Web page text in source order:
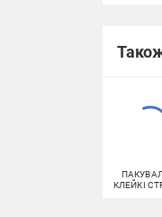
КЛЕЙКІ